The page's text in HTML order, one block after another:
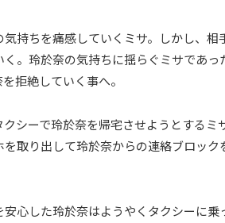
気持ちを痛感していくミサ。しかし、
。玲於奈の気持ちに揺らぐミサであ
拒絶していく事へ。
シーで玲於奈を帰宅させようとするミ
を取り出して玲於奈からの連絡ブロッ
心した玲於奈はようやくタクシーに